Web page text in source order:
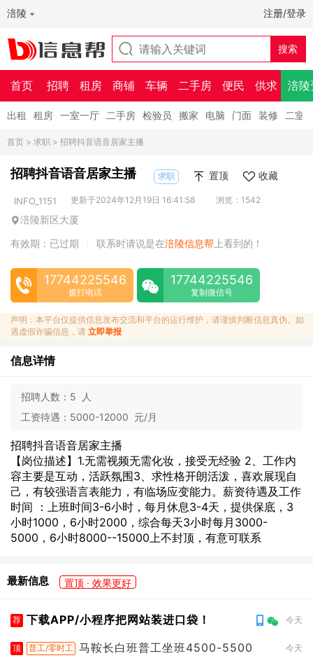
涪陵 注册/登录
首页 招聘 租房 商铺 车辆 二手房 便民 供求 涪陵
出租 租房 一室一厅 二手房 检验员 搬家 电脑 门面 装修 二室
首页 > 求职 > 招聘抖音语音居家主播
招聘抖音语音居家主播 求职 置顶 收藏
INFO_1151 更新于2024年12月19日 16:41:58 浏览：1542
涪陵新区大厦
有效期：已过期
联系时请说是在涪陵信息帮 上看到的！
17744225546
拨打电话
17744225546
复制微信号
声明：本平台仅提供信息发布交流和平台的运行维护，请谨慎判断信息真伪。如
遇虚假诈骗信息，请 立即举报
信息详情
招聘人数： 5 人
工资待遇： 5000-12000 元/月
招聘抖音语音居家主播
【岗位描述】1.无需视频无需化妆，接受无经验 2、工作内
容主要是互动，活跃氛围3、求性格开朗活泼，喜欢展现自
己，有较强语言表能力，有临场应变能力。薪资待遇及工作
时间 ：上班时间3-6小时，每月休息3-4天，提供保底，3
小时1000，6小时2000，综合每天3小时每月3000-
5000，6小时8000--15000上不封顶，有意可联系
最新信息 置顶 · 效果更好
荐 下载APP/小程序把网站装进口袋！ 今天
顶 普工/零时工 马鞍长白班普工坐班4500-5500 今天